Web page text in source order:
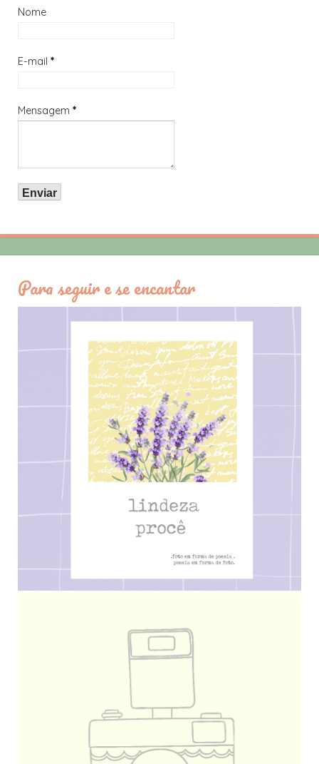
Nome
E-mail *
Mensagem *
Para seguir e se encantar